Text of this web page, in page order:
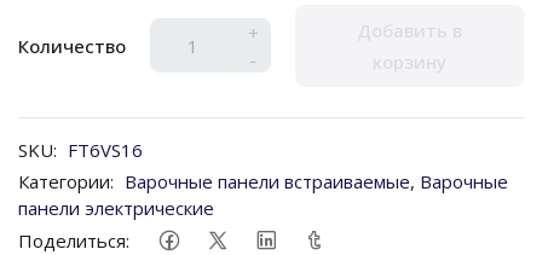
Количество
+
-
Добавить в
корзину
SKU: FT6VS16
Категории: Варочные панели встраиваемые, Варочные
панели электрические
Поделиться: